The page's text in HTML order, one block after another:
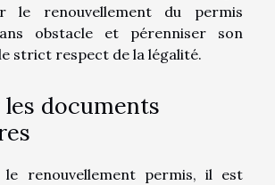
le renouvellement du permis
obstacle et pérenniser son
strict respect de la légalité.
documents
le renouvellement permis, il est